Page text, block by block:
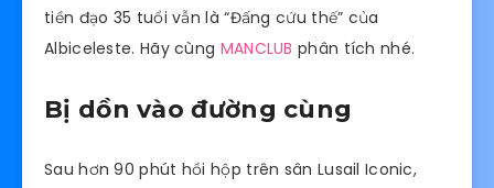
tiền đạo 35 tuổi vẫn là “Đấng cứu thế” của
Albiceleste. Hãy cùng MANCLUB phân tích nhé.
Bị dồn vào đường cùng
Sau hơn 90 phút hồi hộp trên sân Lusail Iconic,